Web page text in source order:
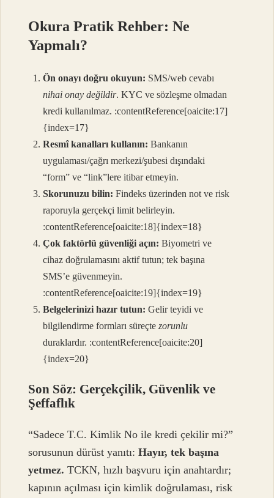
Okura Pratik Rehber: Ne
Yapmalı?
Ön onayı doğru okuyun: SMS/web cevabı
nihai onay değildir. KYC ve sözleşme olmadan
kredi kullanılmaz. :contentReference[oaicite:17]
{index=17}
Resmî kanalları kullanın: Bankanın
uygulaması/çağrı merkezi/şubesi dışındaki
“form” ve “link”lere itibar etmeyin.
Skorunuzu bilin: Findeks üzerinden not ve risk
raporuyla gerçekçi limit belirleyin.
:contentReference[oaicite:18]{index=18}
Çok faktörlü güvenliği açın: Biyometri ve
cihaz doğrulamasını aktif tutun; tek başına
SMS’e güvenmeyin.
:contentReference[oaicite:19]{index=19}
Belgelerinizi hazır tutun: Gelir teyidi ve
bilgilendirme formları süreçtezorunlu
duraklardır. :contentReference[oaicite:20]
{index=20}
Son Söz: Gerçekçilik, Güvenlik ve
Şeffaflık
“Sadece T.C. Kimlik No ile kredi çekilir mi?”
sorusunun dürüst yanıtı:Hayır, tek başına
yetmez. TCKN, hızlı başvuru için anahtardır;
kapının açılması için kimlik doğrulaması, risk